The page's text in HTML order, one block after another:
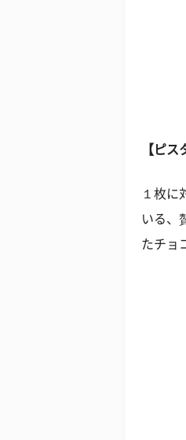
【ピ
１枚に
いる、
たチョ